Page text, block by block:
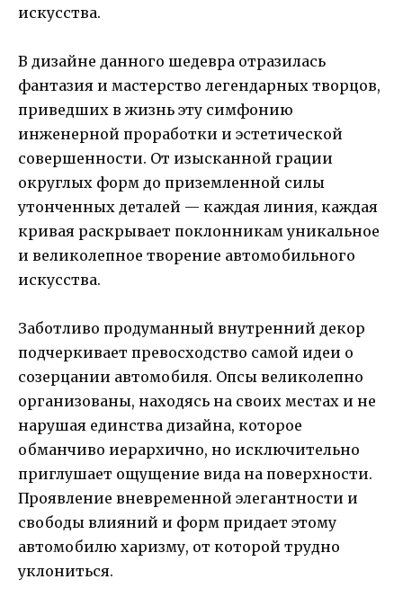
искусства.
В дизайне данного шедевра отразилась
фантазия и мастерство легендарных творцов,
приведших в жизнь эту симфонию
инженерной проработки и эстетической
совершенности. От изысканной грации
округлых форм до приземленной силы
утонченных деталей — каждая линия, каждая
кривая раскрывает поклонникам уникальное
и великолепное творение автомобильного
искусства.
Заботливо продуманный внутренний декор
подчеркивает превосходство самой идеи о
созерцании автомобиля. Опсы великолепно
организованы, находясь на своих местах и не
нарушая единства дизайна, которое
обманчиво иерархично, но исключительно
приглушает ощущение вида на поверхности.
Проявление вневременной элегантности и
свободы влияний и форм придает этому
автомобилю харизму, от которой трудно
уклониться.